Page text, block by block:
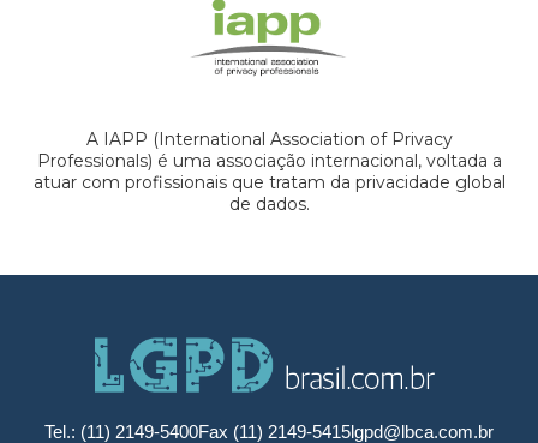
A IAPP (International Association of Privacy
Professionals) é uma associação internacional, voltada a
atuar com profissionais que tratam da privacidade global
de dados.
Tel.: (11) 2149-5400Fax (11) 2149-5415lgpd@lbca.com.br